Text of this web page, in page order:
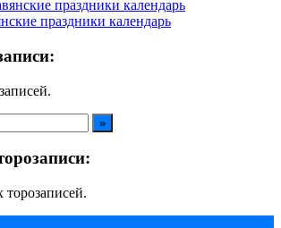
праздники календарь